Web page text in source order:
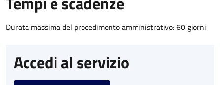
Durata massima del procedimento amministrativo: 60 giorni
Accedi al servizio